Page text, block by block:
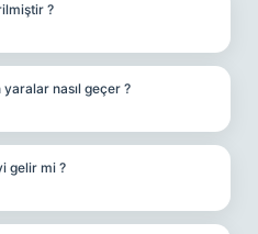
?
nasıl geçer ?
gelir mi ?